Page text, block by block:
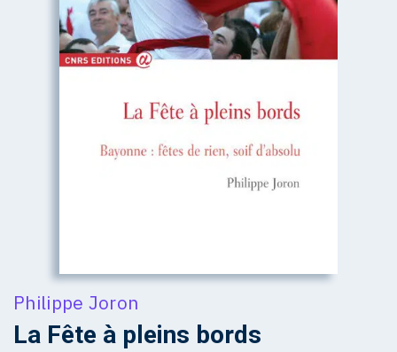
Philippe Joron
La Fête à pleins bords